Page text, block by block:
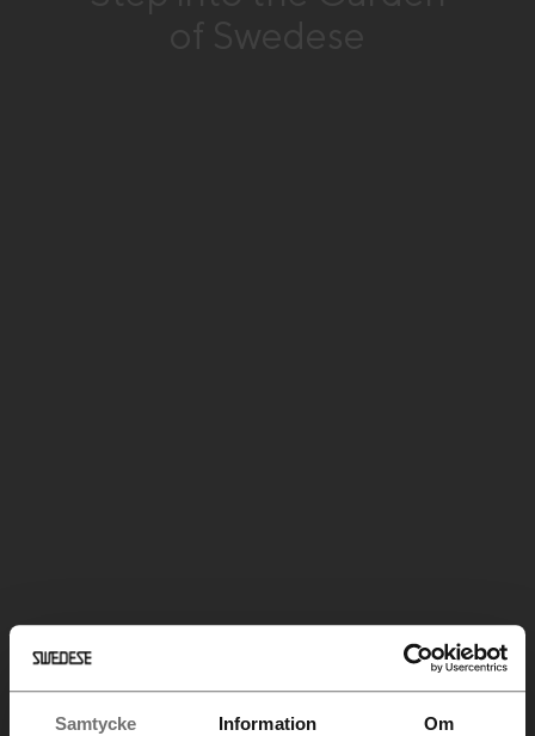
Samtycke Information Om